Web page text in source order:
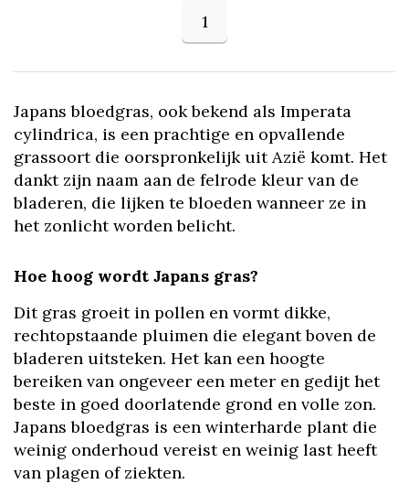
1
Japans bloedgras, ook bekend als Imperata
cylindrica, is een prachtige en opvallende
grassoort die oorspronkelijk uit Azië komt. Het
dankt zijn naam aan de felrode kleur van de
bladeren, die lijken te bloeden wanneer ze in
het zonlicht worden belicht.
Hoe hoog wordt Japans gras?
Dit gras groeit in pollen en vormt dikke,
rechtopstaande pluimen die elegant boven de
bladeren uitsteken. Het kan een hoogte
bereiken van ongeveer een meter en gedijt het
beste in goed doorlatende grond en volle zon.
Japans bloedgras is een winterharde plant die
weinig onderhoud vereist en weinig last heeft
van plagen of ziekten.